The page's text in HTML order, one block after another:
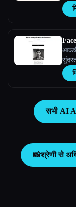
सभी AI
📸श्रेणी से